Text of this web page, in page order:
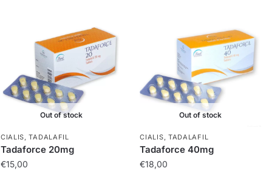
Out of stock
CIALIS,TADALAFIL
Tadaforce 20mg
€15,00
Out of stock
CIALIS, TADALAFIL
Tadaforce 40mg
€18,00